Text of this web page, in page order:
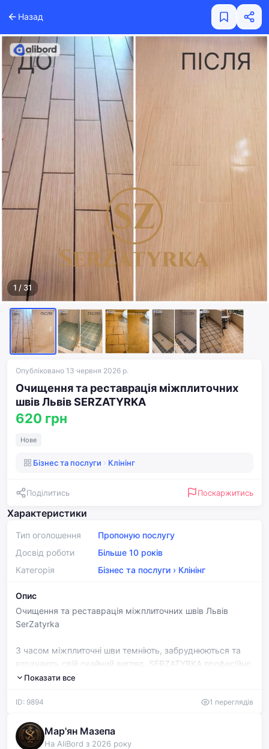
Назад
1 / 31
Характеристики
Тип оголошення
Пропоную послугу
Досвід роботи
Більше 10 років
Категорія
Бізнес та послуги › Клінінг
Опис
Очищення та реставрація міжплиточних швів Львів
SerZatyrka
З часом міжплиточні шви темніють, забруднюються та
втрачають свій охайний вигляд. SERZATYRKA професійно
виконує очищення та реставрацію міжплиточних швів,
дорогого ремонту.
✔ Очищення міжплиточних швів від забруднень
✔ Видалення потемнінь і нальоту
Показати все
ID: 9894 1 переглядів
Опубліковано 13 червня 2026 р.
Очищення та реставрація міжплиточних
швів Львів SERZATYRKA
620 грн
Нове
Бізнес та послуги Клінінг
Поділитись Поскаржитись
Мар'ян Мазепа
На AliBord з 2026 року